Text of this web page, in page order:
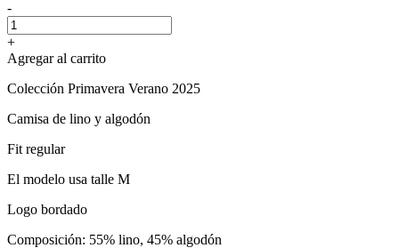
-
+
Agregar al carrito
Colección Primavera Verano 2025
Camisa de lino y algodón
Fit regular
El modelo usa talle M
Logo bordado
Composición: 55% lino, 45% algodón